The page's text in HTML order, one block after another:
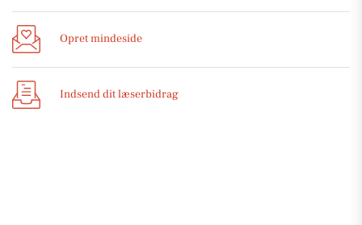
Opret mindeside
Indsend dit læserbidrag